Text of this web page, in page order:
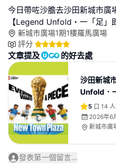
今日帶咗沙膽去沙田新城市廣
【Legend Unfold・一「足」
新城市廣場1期1樓羅馬廣場
評分
文章提及 的好去處
沙田新城
Unfold．
5 14
2026年6
新城市廣
發表第一個留言...